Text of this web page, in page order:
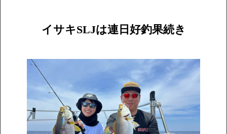
イサキSLJは連日好釣果続き